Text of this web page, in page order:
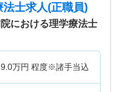
法士求人(正職員)
における理学療法士
万円 程度※諸手当込